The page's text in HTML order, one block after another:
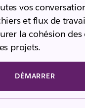
vos
et flux de
la cohésion des
projets.
DÉMARRER